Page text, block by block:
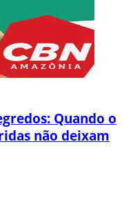
Quando o
não deixam